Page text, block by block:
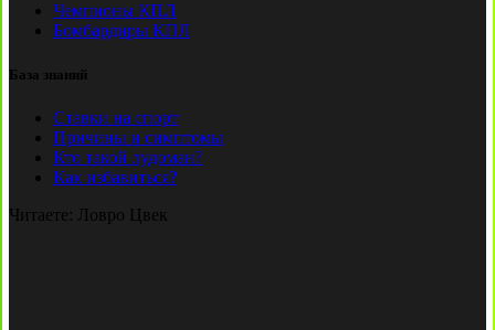
Чемпионы КПЛ
Бомбардиры КПЛ
База знаний
Ставки на спорт
Причины и симптомы
Кто такой лудоман?
Как избавиться?
Читаете: Ловро Цвек